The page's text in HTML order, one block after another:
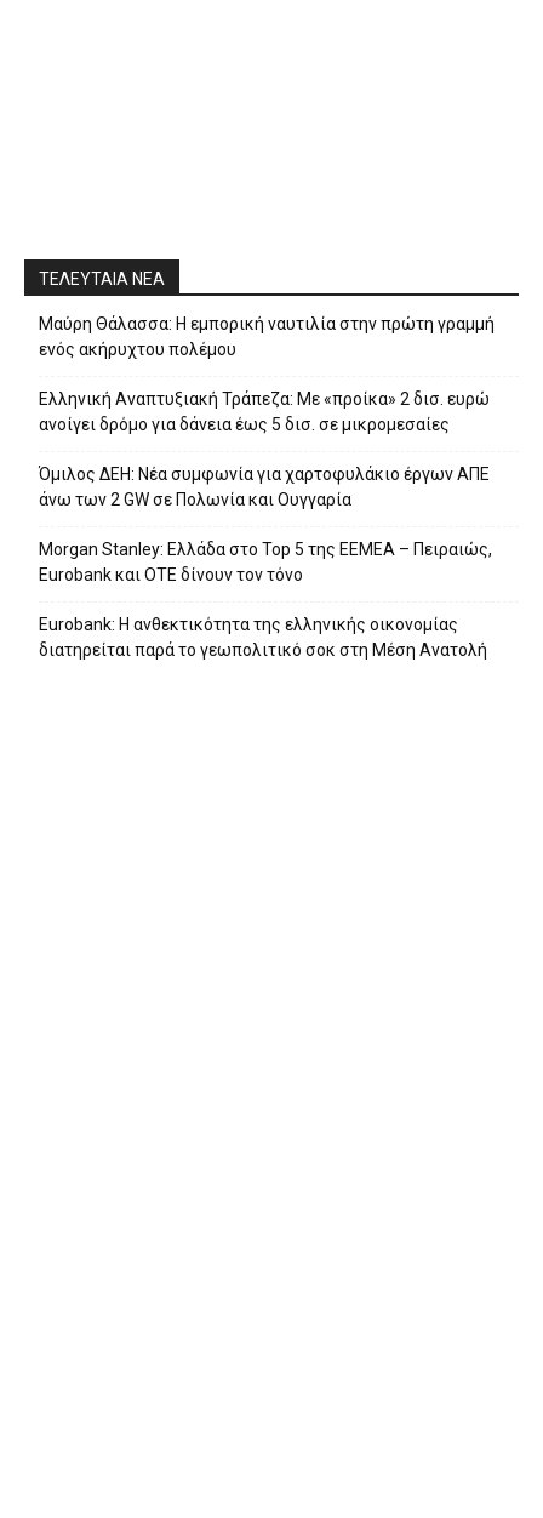
ΤΕΛΕΥΤΑΙΑ ΝΕΑ
Μαύρη Θάλασσα: Η εμπορική ναυτιλία στην πρώτη γραμμή
ενός ακήρυχτου πολέμου
Ελληνική Αναπτυξιακή Τράπεζα: Με «προίκα» 2 δισ. ευρώ
ανοίγει δρόμο για δάνεια έως 5 δισ. σε μικρομεσαίες
Όμιλος ΔΕΗ: Νέα συμφωνία για χαρτοφυλάκιο έργων ΑΠΕ
άνω των 2 GW σε Πολωνία και Ουγγαρία
Morgan Stanley: Ελλάδα στο Top 5 της EEMEA – Πειραιώς,
Eurobank και ΟΤΕ δίνουν τον τόνο
Eurobank: Η ανθεκτικότητα της ελληνικής οικονομίας
διατηρείται παρά το γεωπολιτικό σοκ στη Μέση Ανατολή